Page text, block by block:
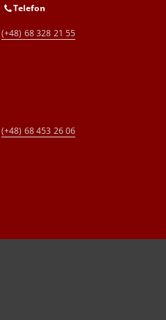
Telefon
(+48) 68 328 21 55
(+48) 68 453 26 06